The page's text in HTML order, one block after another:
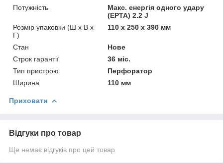
Потужність
Макс. енергія одного удару
(EPTA) 2.2 J
Розмір упаковки (Ш х В х
Г)
110 x 250 x 390 мм
Стан
Нове
Строк гарантії
36 міс.
Тип пристрою
Перфоратор
Ширина
110 мм
Приховати
Відгуки про товар
Ще немає відгуків про цей товар